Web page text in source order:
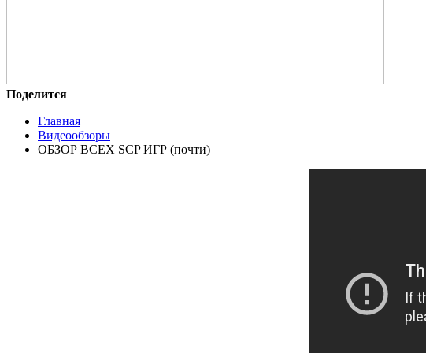
Поделится
Главная
Видеообзоры
ОБЗОР ВСЕХ SCP ИГР (почти)